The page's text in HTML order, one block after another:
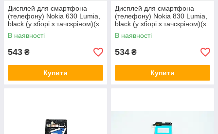
Дисплей для смартфона
(телефону) Nokia 630 Lumiа,
black (у зборі з тачскріном)(з
рамкою)(Original)
В наявності
543 ₴
Купити
Дисплей для смартфона
(телефону) Nokia 830 Lumiа,
black (у зборі з тачскріном)(з
рамкою)(Original)
В наявності
534 ₴
Купити